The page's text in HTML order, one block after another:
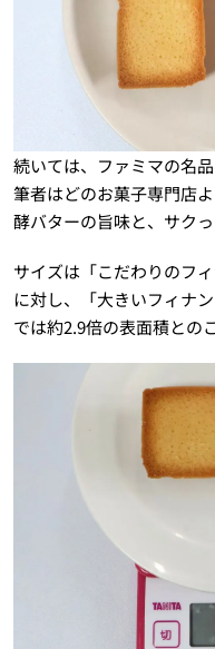
続いては、ファミマの名
筆者はどのお菓子専門店
酵バターの旨味と、サク
サイズは「こだわりのフ
に対し、「大きいフィナ
では約2.9倍の表面積との